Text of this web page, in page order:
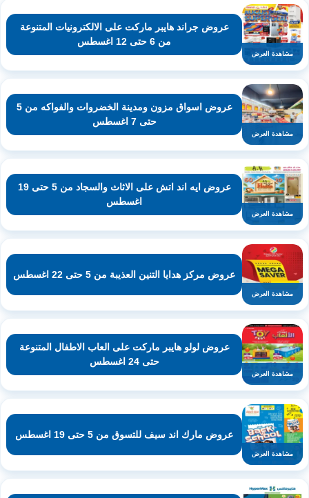
مشاهدة العرض
عروض جراند هايبر ماركت على الالكترونيات المتنوعة
من 6 حتى 12 اغسطس
مشاهدة العرض
عروض اسواق مزون ومدينة الخضروات والفواكه من 5
حتى 7 اغسطس
مشاهدة العرض
عروض ايه اند اتش على الاثاث والسجاد من 5 حتى 19
اغسطس
مشاهدة العرض
عروض مركز هدايا التنين العذيبة من 5 حتى 22 اغسطس
مشاهدة العرض
عروض لولو هايبر ماركت على العاب الاطفال المتنوعة
حتى 24 اغسطس
مشاهدة العرض
عروض مارك اند سيف للتسوق من 5 حتى 19 اغسطس